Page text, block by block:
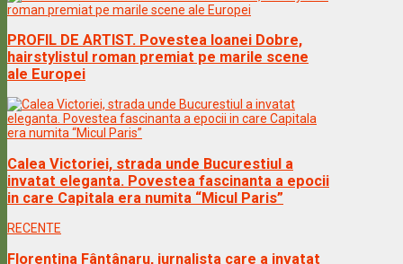
PROFIL DE ARTIST. Povestea Ioanei Dobre,
hairstylistul roman premiat pe marile scene
ale Europei
Calea Victoriei, strada unde Bucurestiul a
invatat eleganta. Povestea fascinanta a epocii
in care Capitala era numita “Micul Paris”
RECENTE
Florentina Fântânaru, jurnalista care a invatat